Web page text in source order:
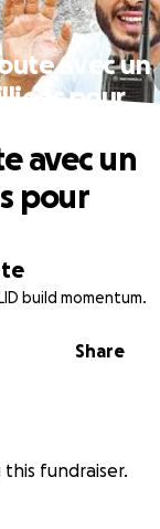
avec un
pour
build momentum.
Share
avec un
pour
this fundraiser.